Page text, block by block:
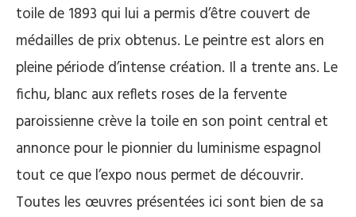
toile de 1893 qui lui a permis d’être couvert de
médailles de prix obtenus. Le peintre est alors en
pleine période d’intense création. Il a trente ans. Le
fichu, blanc aux reflets roses de la fervente
paroissienne crève la toile en son point central et
annonce pour le pionnier du luminisme espagnol
tout ce que l’expo nous permet de découvrir.
Toutes les œuvres présentées ici sont bien de sa